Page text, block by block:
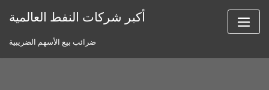
أكبر شركات النفط العالمية
ضرائب بيع الأسهم الضريبية